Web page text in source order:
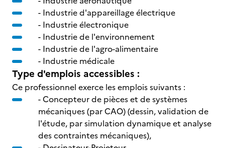
- Industrie d'appareillage électrique
- Industrie électronique
- Industrie de l'environnement
- Industrie de l'agro-alimentaire
- Industrie médicale
Type d'emplois accessibles :
Ce professionnel exerce les emplois suivants :
- Concepteur de pièces et de systèmes
mécaniques (par CAO) (dessin, validation de
l'étude, par simulation dynamique et analyse
des contraintes mécaniques),